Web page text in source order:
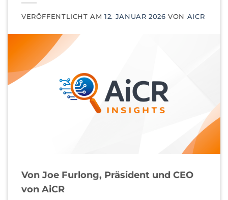
VERÖFFENTLICHT AM12. JANUAR 2026 VON AICR
Von Joe Furlong, Präsident und CEO
von AiCR